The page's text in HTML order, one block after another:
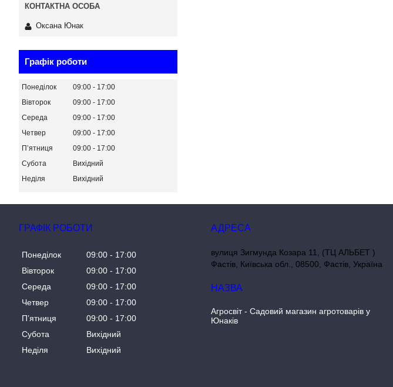
Оксана Юнак
Графік роботи
Понеділок 09:00
17:00
Вівторок
09:00
17:00
Середа
09:00
17:00
Четвер
09:00
17:00
Пʼятниця
09:00
17:00
Субота
Вихідний
Неділя
Вихідний
ГРАФІК РОБОТИ
Понеділок 09:00
17:00
Вівторок
09:00
17:00
Середа
09:00
17:00
Четвер
09:00
17:00
Пʼятниця
09:00
17:00
Субота
Вихідний
Неділя
Вихідний
вулиця Зигмунда Козара 11, (ТЦ АЛЬБЕТ )
Фастів, Київська обл., 08500, Фастів, Україна
Агросвіт - Садовий магазин агротоварів у
Юнаків